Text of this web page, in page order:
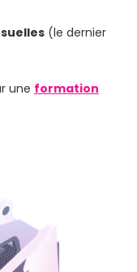
(le dernier
une formation